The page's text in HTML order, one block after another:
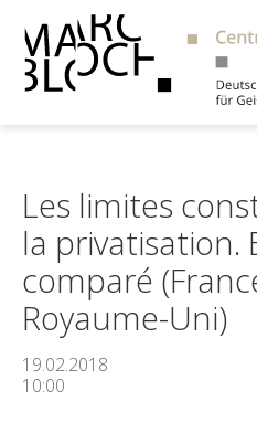
Les limites
la privatisation.
comparé
Royaume-Uni)
19.02.2018
10:00